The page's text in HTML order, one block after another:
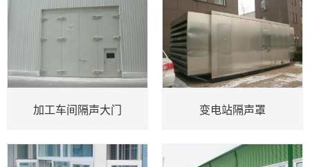
加工车间隔声大门 变电站隔声罩